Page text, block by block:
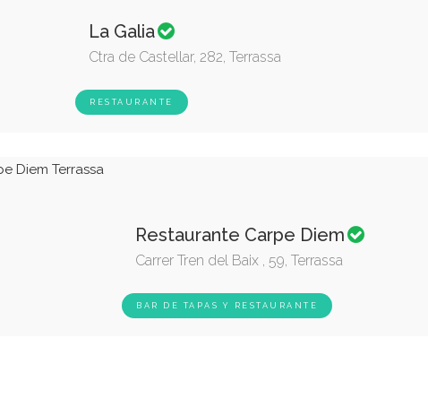
RESTAURANTE
La Galia
Ctra de Castellar, 282, Terrassa
BAR DE TAPAS Y RESTAURANTE
Restaurante Carpe Diem
Carrer Tren del Baix , 59, Terrassa